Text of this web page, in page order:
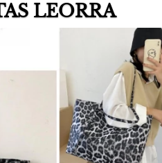
LEORRA